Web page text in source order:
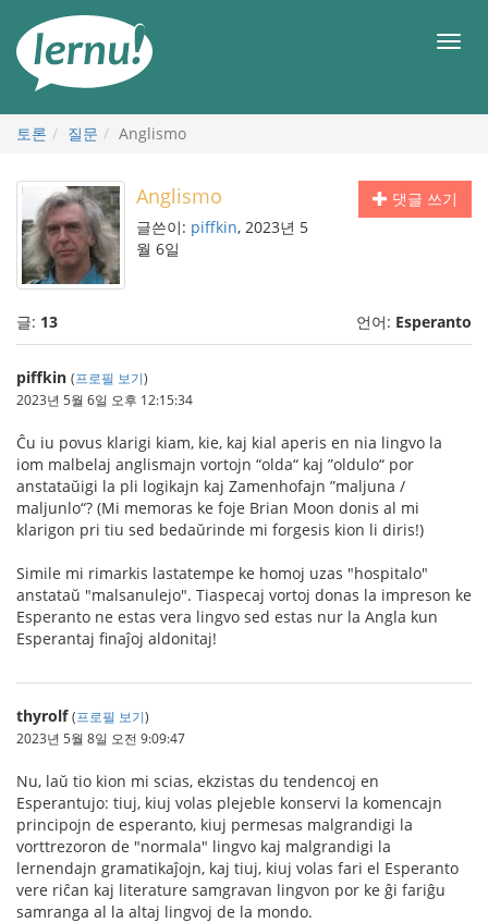
메
토론 질문 Anglismo
댓글 쓰기
Anglismo
글쓴이: piffkin, 2023년 5
월 6일
글: 13 언어: Esperanto
piffkin (프로필 보기)
2023년 5월 6일 오후 12:15:34
Ĉu iu povus klarigi kiam, kie, kaj kial aperis en nia lingvo la
iom malbelaj anglismajn vortojn “olda“ kaj ”oldulo“ por
anstataŭigi la pli logikajn kaj Zamenhofajn ”maljuna /
maljunlo“? (Mi memoras ke foje Brian Moon donis al mi
klarigon pri tiu sed bedaŭrinde mi forgesis kion li diris!)
Simile mi rimarkis lastatempe ke homoj uzas "hospitalo"
anstataŭ "malsanulejo". Tiaspecaj vortoj donas la impreson ke
Esperanto ne estas vera lingvo sed estas nur la Angla kun
Esperantaj finaĵoj aldonitaj!
thyrolf (프로필 보기)
2023년 5월 8일 오전 9:09:47
Nu, laŭ tio kion mi scias, ekzistas du tendencoj en
Esperantujo: tiuj, kiuj volas plejeble konservi la komencajn
principojn de esperanto, kiuj permesas malgrandigi la
vorttrezoron de "normala" lingvo kaj malgrandigi la
lernendajn gramatikaĵojn, kaj tiuj, kiuj volas fari el Esperanto
vere riĉan kaj literature samgravan lingvon por ke ĝi fariĝu
samranga al la altaj lingvoj de la mondo.